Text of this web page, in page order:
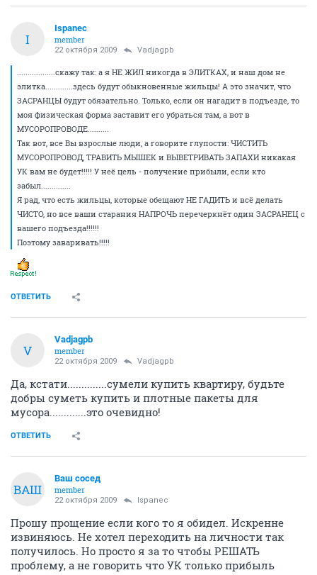
..................скажу так: а я НЕ ЖИЛ никогда в ЭЛИТКАХ,
и наш дом не элитка.............здесь будут
обыкновенные жильцы! А это значит, что ЗАСРАНЦЫ
будут обязательно. Только, если он нагадит в
подъезде, то моя физическая форма заставит его
убраться там, а вот в МУСОРОПРОВОДЕ..........
Так вот, все Вы взрослые люди, а говорите глупости:
ЧИСТИТЬ МУСОРОПРОВОД, ТРАВИТЬ МЫШЕК и
ВЫВЕТРИВАТЬ ЗАПАХИ никакая УК вам не будет!!!!! У
неё цель - получение прибыли, если кто
забыл..............
Я рад, что есть жильцы, которые обещают НЕ ГАДИТЬ
и всё делать ЧИСТО, но все ваши старания НАПРОЧЬ
перечеркнёт один ЗАСРАНЕЦ с вашего подъезда!!!!!!
Поэтому заваривать!!!!!
ОТВЕТИТЬ
22 октября 2009
..................скажу так: а я НЕ ЖИЛ никогда в ЭЛИТКАХ, и наш дом не
ЗАСРАНЦЫ будут обязательно. Только, если он нагадит в подъезде, то
моя физическая форма заставит его убраться там, а вот в
Так вот, все Вы взрослые люди, а говорите глупости: ЧИСТИТЬ
МУСОРОПРОВОД, ТРАВИТЬ МЫШЕК и ВЫВЕТРИВАТЬ ЗАПАХИ никакая
УК вам не будет!!!!! У неё цель - получение прибыли, если кто
забыл..............
ЧИСТО, но все ваши старания НАПРОЧЬ перечеркнёт один ЗАСРАНЕЦ с
вашего подъезда!!!!!!
Поэтому заваривать!!!!!
ОТВЕТИТЬ